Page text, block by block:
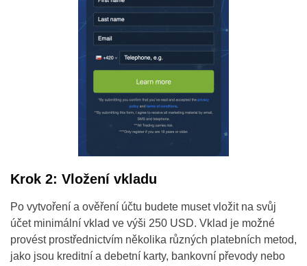
Krok 2: Vložení vkladu
Po vytvoření a ověření účtu budete muset vložit na svůj
účet minimální vklad ve výši 250 USD. Vklad je možné
provést prostřednictvím několika různých platebních metod,
jako jsou kreditní a debetní karty, bankovní převody nebo